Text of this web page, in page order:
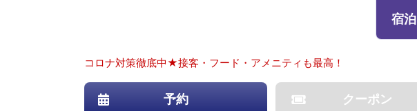
宿泊
コロナ対策徹底中★接客・フード・アメニティも最高！
予約 クーポン